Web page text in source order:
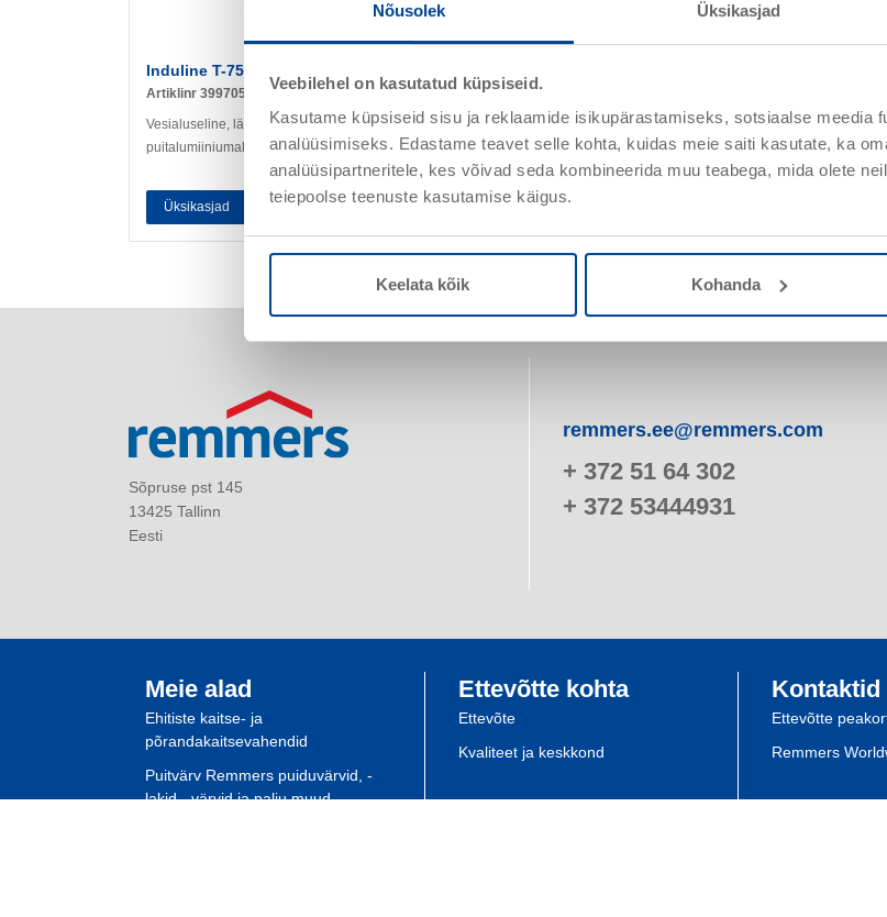
Nõusolek Üksikasjad
Veebilehel on kasutatud küpsiseid.
Kasutame küpsiseid sisu ja reklaamide isikupärastamiseks, sotsiaalse meedia
analüüsimiseks. Edastame teavet selle kohta, kuidas meie saiti kasutate, ka
analüüsipartneritele, kes võivad seda kombineerida muu teabega, mida olete
teiepoolse teenuste kasutamise käigus.
Keelata kõik Kohanda
Induline T-756 Plus
Artiklinr 399705
Vesialuseline, läbipaistev vahe- ja viimistlusvärv
puitalumiiniumakendele ja teistele detailidele
Üksikasjad
Sõpruse pst 145
13425 Tallinn
Eesti
remmers.ee@remmers.com
+ 372 51 64 302
+ 372 53444931
Meie alad
Ehitiste kaitse- ja
põrandakaitsevahendid
Puitvärv Remmers puiduvärvid, -
lakid, -värvid ja palju muud
Ettevõtte kohta
Ettevõte
Kvaliteet ja keskkond
Kontaktid
Ettevõtte
Remmers